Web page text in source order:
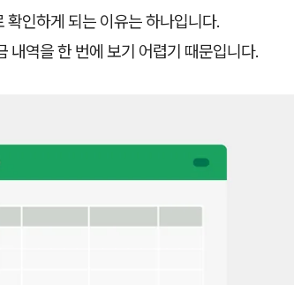
인하게 되는 이유는 하나입니다.
내역을 한 번에 보기 어렵기 때문입니다.